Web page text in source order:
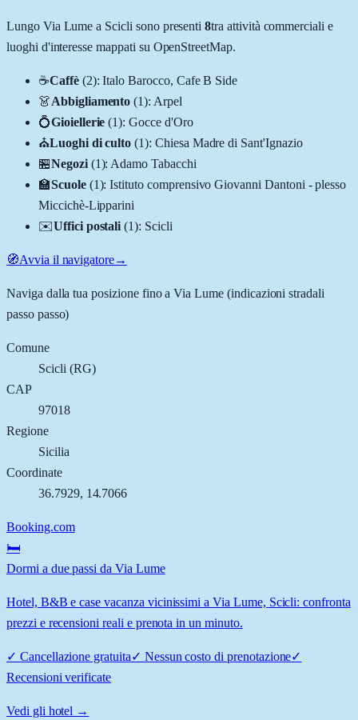
Lungo Via Lume a Scicli sono presenti 8tra attività commerciali e
luoghi d'interesse mappati su OpenStreetMap.
☕Caffè (2):Italo Barocco, Cafe B Side
👗Abbigliamento (1): Arpel
💍Gioiellerie (1):Gocce d'Oro
⛪Luoghi di culto (1): Chiesa Madre di Sant'Ignazio
🏪Negozi (1): Adamo Tabacchi
🏫Scuole (1):Istituto comprensivo Giovanni Dantoni - plesso
Miccichè-Lipparini
✉️Uffici postali (1): Scicli
🧭Avvia il navigatore→
Naviga dalla tua posizione fino aVia Lume (indicazioni stradali
passo passo)
Comune
Scicli (RG)
CAP
97018
Regione
Sicilia
Coordinate
36.7929, 14.7066
Booking.com
🛏️
Dormi a due passi da Via Lume
Hotel, B&B e case vacanza vicinissimi a Via Lume, Scicli: confronta
prezzi e recensioni reali e prenota in un minuto.
✓ Cancellazione gratuita✓ Nessun costo di prenotazione✓
Recensioni verificate
Vedi gli hotel →